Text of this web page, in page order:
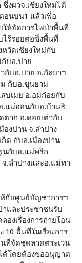
งผวจ.เชียงใหม่ได้
นบน1 แล้วเพื่อ
ให้จัดการไฟป่าพื้นที่
ไร้รอยต่อซึ่งพื้นที่
วัดเชียงใหม่กับ
บอ.ปาย
กับอ.ปาย อ.กัลยาฯ
กับอ.ขุนยวม
บเมย อ.อมก๋อยกับ
.แม่ออนกับอ.บ้านธิ
ตาก อ.ดอยเต่ากับ
งปาน จ.ลำปาง
ด กับอ.เมืองปาน
นกับอ.แม่พริก
จ.ลำปางและอ.แม่ทา
ห้กับศูนย์บัญชาการฯ
าและประชาชนรับ
งเรื่องการถ่ายโอน
10 พื้นที่ในเรื่องการ
ที่จัดชุดลาดตระเวน
ด้โดยต้องขออนุญาต